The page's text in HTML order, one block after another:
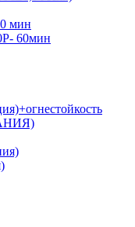
мин
60мин